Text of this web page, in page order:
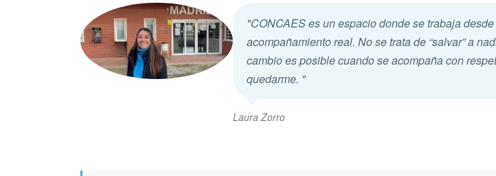
"CONCAES es un espacio donde se trabaja
acompañamiento real. No se trata de “salvar” a
cambio es posible cuando se acompaña con
quedarme. "
Laura Zorro